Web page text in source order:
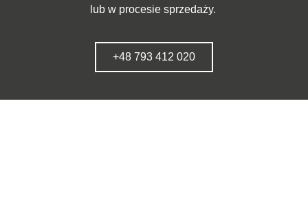
lub w procesie sprzedaży.
+48 793 412 020